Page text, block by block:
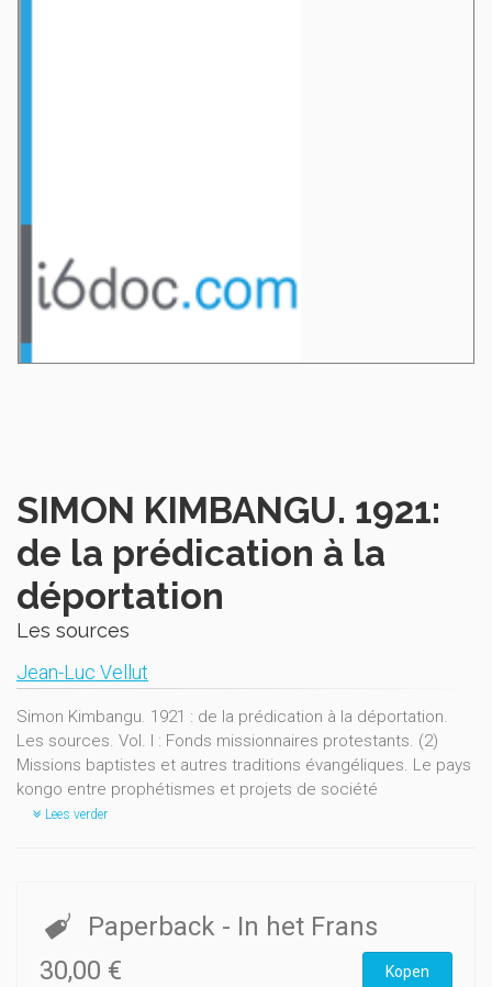
SIMON KIMBANGU. 1921:
de la prédication à la
déportation
Les sources
Jean-Luc Vellut
Simon Kimbangu. 1921 : de la prédication à la déportation.
Les sources. Vol. I : Fonds missionnaires protestants. (2)
Missions baptistes et autres traditions évangéliques. Le pays
kongo entre prophétismes et projets de société
Lees verder
Paperback - In het Frans
30,00 €
Kopen